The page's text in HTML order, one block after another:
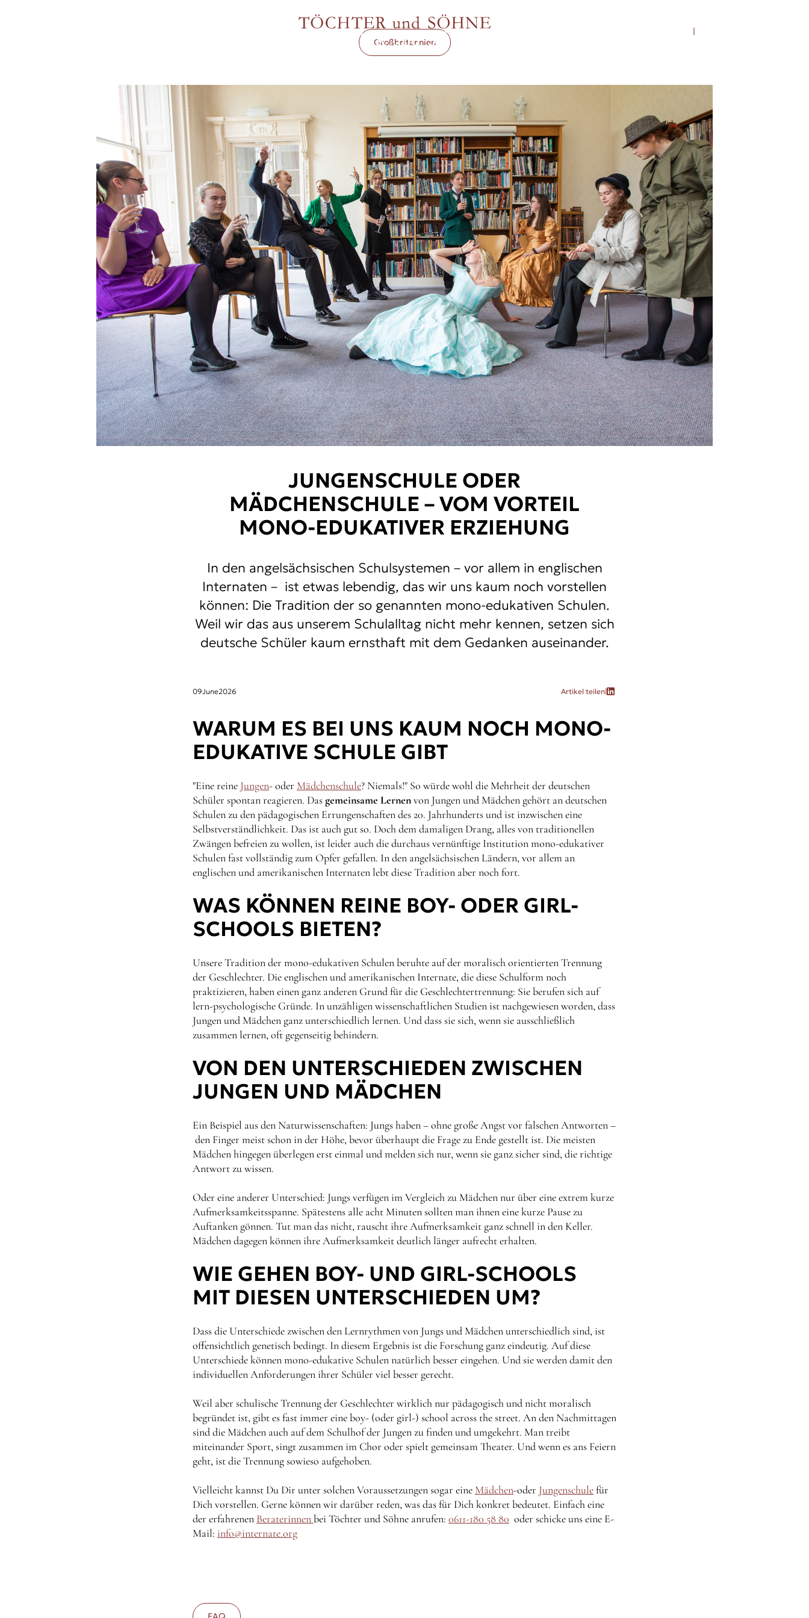
Großbritannien
JUNGENSCHULE ODER
MÄDCHENSCHULE – VOM VORTEIL
MONO-EDUKATIVER ERZIEHUNG
In den angelsächsischen Schulsystemen – vor allem in englischen
Internaten – ist etwas lebendig, das wir uns kaum noch vorstellen
können: Die Tradition der so genannten mono-edukativen Schulen.
Weil wir das aus unserem Schulalltag nicht mehr kennen, setzen sich
deutsche Schüler kaum ernsthaft mit dem Gedanken auseinander.
09June2026 Artikel teilen|
WARUM ES BEI UNS KAUM NOCH MONO-
EDUKATIVE SCHULE GIBT
"Eine reine Jungen- oder Mädchenschule? Niemals!" So würde wohl die Mehrheit der deutschen
Schüler spontan reagieren. Dasgemeinsame Lernenvon Jungen und Mädchen gehört an deutschen
Schulen zu den pädagogischen Errungenschaften des 20. Jahrhunderts und ist inzwischen eine
Selbstverständlichkeit. Das ist auch gut so. Doch dem damaligen Drang, alles von traditionellen
Zwängen befreien zu wollen, ist leider auch die durchaus vernünftige Institution mono-edukativer
Schulen fast vollständig zum Opfer gefallen. In den angelsächsischen Ländern, vor allem an
englischen und amerikanischen Internaten lebt diese Tradition aber noch fort.
WAS KÖNNEN REINE BOY- ODER GIRL-
SCHOOLS BIETEN?
Unsere Tradition der mono-edukativen Schulen beruhte auf der moralisch orientierten Trennung
der Geschlechter. Die englischen und amerikanischen Internate, die diese Schulform noch
praktizieren, haben einen ganz anderen Grund für die Geschlechtertrennung: Sie berufen sich auf
lern-psychologische Gründe. In unzähligen wissenschaftlichen Studien ist nachgewiesen worden, dass
Jungen und Mädchen ganz unterschiedlich lernen. Und dass sie sich, wenn sie ausschließlich
zusammen lernen, oft gegenseitig behindern.
VON DEN UNTERSCHIEDEN ZWISCHEN
JUNGEN UND MÄDCHEN
Ein Beispiel aus den Naturwissenschaften: Jungs haben – ohne große Angst vor falschen Antworten –
den Finger meist schon in der Höhe, bevor überhaupt die Frage zu Ende gestellt ist. Die meisten
Mädchen hingegen überlegen erst einmal und melden sich nur, wenn sie ganz sicher sind, die richtige
Antwort zu wissen.
Oder eine anderer Unterschied: Jungs verfügen im Vergleich zu Mädchen nur über eine extrem kurze
Aufmerksamkeitsspanne. Spätestens alle acht Minuten sollten man ihnen eine kurze Pause zu
Auftanken gönnen. Tut man das nicht, rauscht ihre Aufmerksamkeit ganz schnell in den Keller.
Mädchen dagegen können ihre Aufmerksamkeit deutlich länger aufrecht erhalten.
WIE GEHEN BOY- UND GIRL-SCHOOLS
MIT DIESEN UNTERSCHIEDEN UM?
Dass die Unterschiede zwischen den Lernrythmen von Jungs und Mädchen unterschiedlich sind, ist
offensichtlich genetisch bedingt. In diesem Ergebnis ist die Forschung ganz eindeutig. Auf diese
Unterschiede können mono-edukative Schulen natürlich besser eingehen. Und sie werden damit den
individuellen Anforderungen ihrer Schüler viel besser gerecht.
Weil aber schulische Trennung der Geschlechter wirklich nur pädagogisch und nicht moralisch
begründet ist, gibt es fast immer eine boy- (oder girl-) school across the street. An den Nachmittagen
sind die Mädchen auch auf dem Schulhof der Jungen zu finden und umgekehrt. Man treibt
miteinander Sport, singt zusammen im Chor oder spielt gemeinsam Theater. Und wenn es ans Feiern
geht, ist die Trennung sowieso aufgehoben.
Vielleicht kannst Du Dir unter solchen Voraussetzungen sogar eine Mädchen-oder Jungenschulefür
Dich vorstellen. Gerne können wir darüber reden, was das für Dich konkret bedeutet. Einfach eine
der erfahrenen Beraterinnenbei Töchter und Söhne anrufen: 0611-180 58 80 oder schicke uns eine E-
Mail: info@internate.org